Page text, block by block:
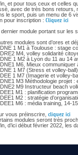
et pour tous ceux et celles
avec de très bons retours,
le sport, puis un menu de 6
pour inscription : Cliquez ici
dernier module portant sur les
modules sont d’ores et
DNE 1 M1 à Toulouse : stage
DRE2 M4, volley solidarité
DNE 1 M2 à Lyon du 11 au 14
DNE1 M6, Mieux communiquer
DNE 1 M7 (Stress et volley-
DEE 1 M7 (Imagerie et volley-
DNE1 M3 Méthodologie projet
DNE2 M9 Instructeur beach
DEE1 M1 : planification
DEE1 M2 : stratégie
DEE1 M6 : média training, 14-
vous préinscrire, cliquez ici
modules seront très
d’ici début février 2022, les